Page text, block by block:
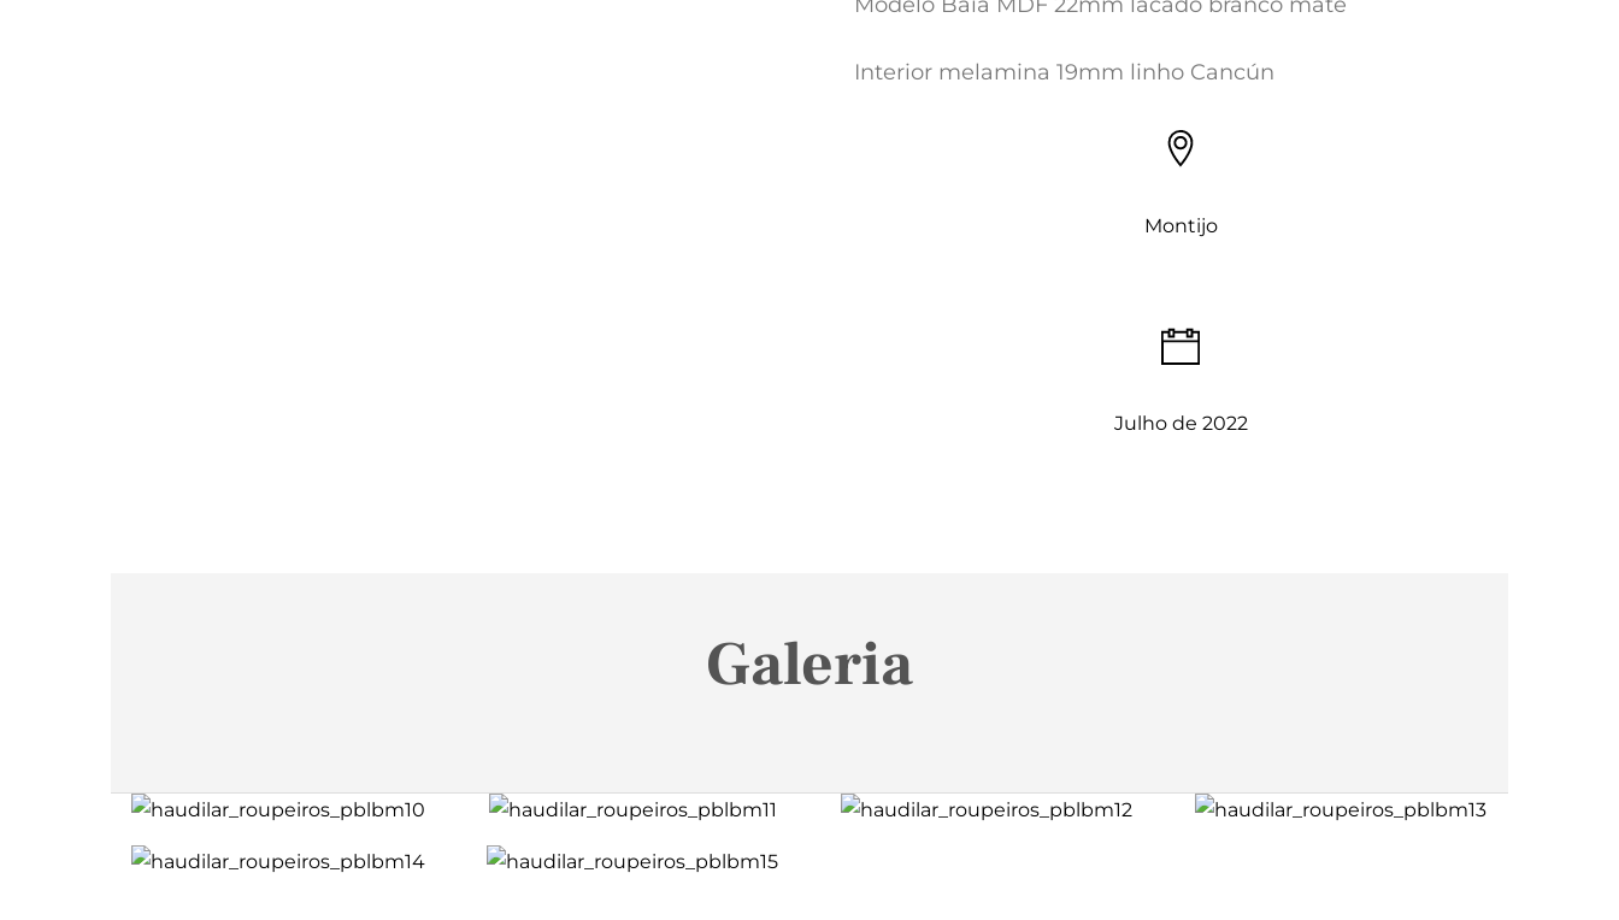
Interior melamina 19mm linho Cancún
Montijo
Julho de 2022
Galeria